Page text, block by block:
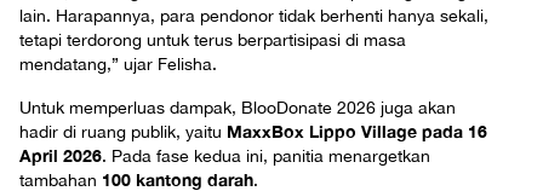
lain. Harapannya, para pendonor tidak berhenti hanya sekali,
tetapi terdorong untuk terus berpartisipasi di masa
mendatang,” ujar Felisha.
Untuk memperluas dampak, BlooDonate 2026 juga akan
hadir di ruang publik, yaitu MaxxBox Lippo Village pada 16
April 2026. Pada fase kedua ini, panitia menargetkan
tambahan 100 kantong darah.